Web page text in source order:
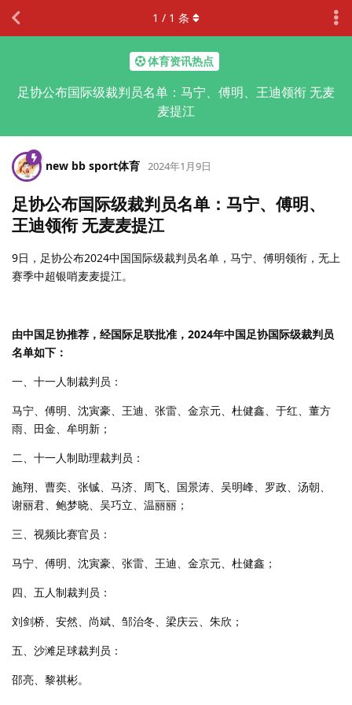
体育资讯热点
足协公布国际级裁判员名单：马宁、傅明、王迪领衔 无麦
麦提江
1 / 1 条
new bb sport体育 2024年1月9日
足协公布国际级裁判员名单：马宁、傅明、
王迪领衔 无麦麦提江
9日，足协公布2024中国国际级裁判员名单，马宁、傅明领衔，无上
赛季中超银哨麦麦提江。
由中国足协推荐，经国际足联批准，2024年中国足协国际级裁判员
名单如下：
一、十一人制裁判员：
马宁、傅明、沈寅豪、王迪、张雷、金京元、杜健鑫、于红、董方
雨、田金、牟明新；
二、十一人制助理裁判员：
施翔、曹奕、张铖、马济、周飞、国景涛、吴明峰、罗政、汤朝、
谢丽君、鲍梦晓、吴巧立、温丽丽；
三、视频比赛官员：
马宁、傅明、沈寅豪、张雷、王迪、金京元、杜健鑫；
四、五人制裁判员：
刘剑桥、安然、尚斌、邹治冬、梁庆云、朱欣；
五、沙滩足球裁判员：
邵亮、黎祺彬。